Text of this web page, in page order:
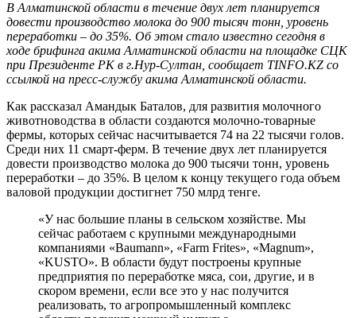
В Алматинской области в течение двух лет планируется
довести производство молока до 900 тысяч тонн, уровень
переработки – до 35%. Об этом стало известно сегодня в
ходе брифинга акима Алматинской области на площадке СЦК
при Президенте РК в г.Нур-Султан, сообщает TINFO.KZ со
ссылкой на пресс-службу акима Алматинской области.
Как рассказал Амандык Баталов, для развития молочного
животноводства в области создаются молочно-товарные
фермы, которых сейчас насчитывается 74 на 22 тысячи голов.
Среди них 11 смарт-ферм. В течение двух лет планируется
довести производство молока до 900 тысячи тонн, уровень
переработки – до 35%. В целом к концу текущего года объем
валовой продукции достигнет 750 млрд тенге.
«У нас большие планы в сельском хозяйстве. Мы
сейчас работаем с крупными международными
компаниями «Baumann», «Farm Fritеs», «Magnum»,
«KUSTO». В области будут построены крупные
предприятия по переработке мяса, сои, другие, и в
скором времени, если все это у нас получится
реализовать, то агропромышленный комплекс